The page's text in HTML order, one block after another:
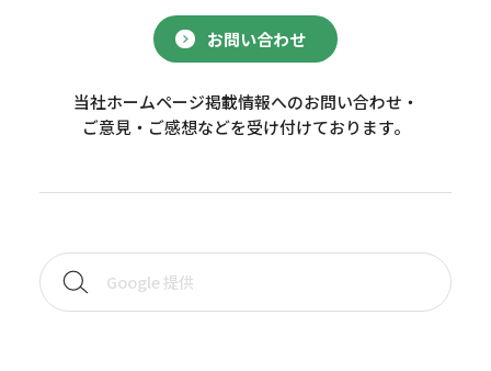
お問い合わせ
当社ホームページ掲載情報へのお問い合わせ・
ご意見・ご感想などを受け付けております。